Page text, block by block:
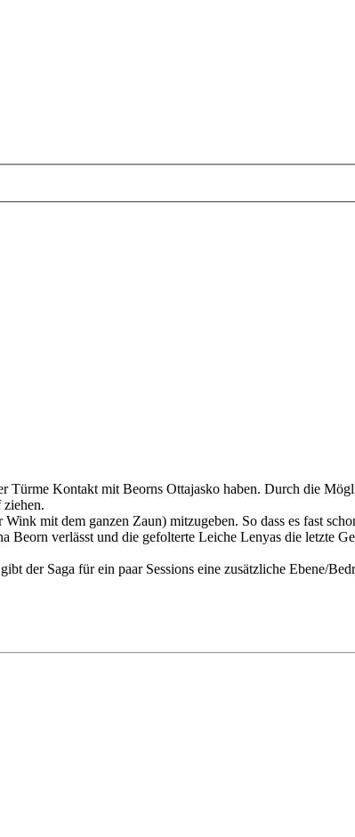
Kontakt mit Beorns Ottajasko haben. Durch die
mit dem ganzen Zaun) mitzugeben. So dass es fast
Beorn verlässt und die gefolterte Leiche Lenyas die letzte
der Saga für ein paar Sessions eine zusätzliche Ebene/